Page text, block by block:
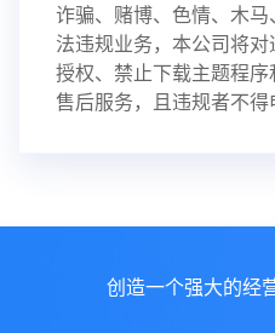
诈骗、赌博、色情、木
法违规业务，本公司将
授权、禁止下载主题程
售后服务，且违规者不得
创造一个强大的经